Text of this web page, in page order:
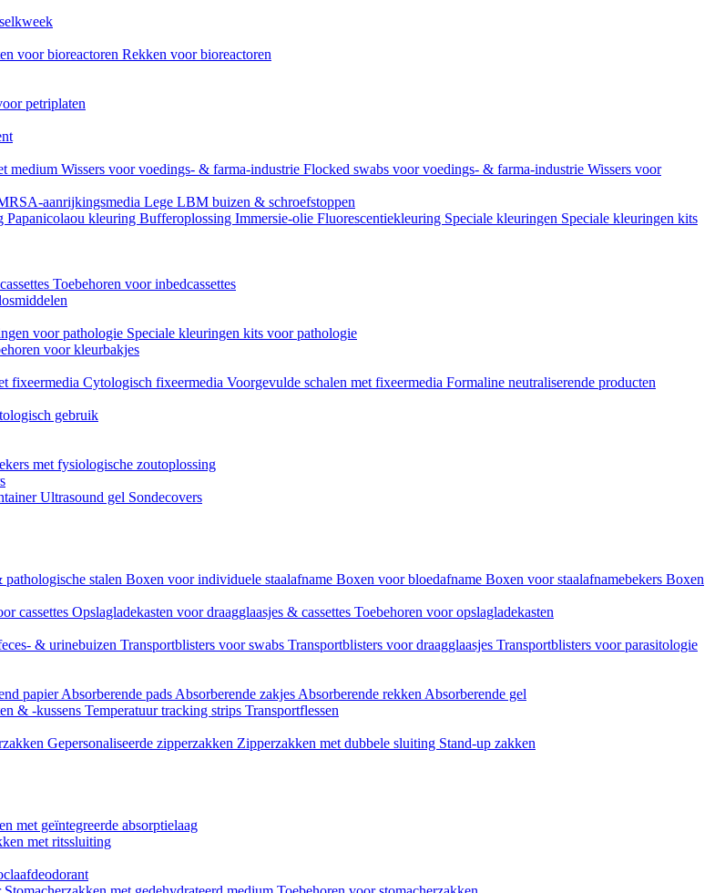
voor bioreactoren Rekken voor bioreactoren
petriplaten
medium Wissers voor voedings- & farma-industrie Flocked swabs voor voedings- & farma-industrie Wissers voor
aanrijkingsmedia Lege LBM buizen & schroefstoppen
Papanicolaou kleuring Bufferoplossing Immersie-olie Fluorescentiekleuring Speciale kleuringen Speciale kleuringen kits
Toebehoren voor inbedcassettes
voor pathologie Speciale kleuringen kits voor pathologie
voor kleurbakjes
fixeermedia Cytologisch fixeermedia Voorgevulde schalen met fixeermedia Formaline neutraliserende producten
gebruik
met fysiologische zoutoplossing
Ultrasound gel Sondecovers
stalen Boxen voor individuele staalafname Boxen voor bloedafname Boxen voor staalafnamebekers Boxen
cassettes Opslagladekasten voor draagglaasjes & cassettes Toebehoren voor opslagladekasten
& urinebuizen Transportblisters voor swabs Transportblisters voor draagglaasjes Transportblisters voor parasitologie
papierAbsorberende pads Absorberende zakjes Absorberende rekken Absorberende gel
& -kussens Temperatuur tracking strips Transportflessen
Gepersonaliseerde zipperzakken Zipperzakken met dubbele sluiting Stand-up zakken
met geïntegreerde absorptielaag
met ritssluiting